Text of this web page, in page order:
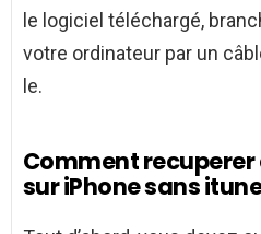
le logiciel téléchargé,
votre ordinateur par un
le.
Comment recuperer
sur iPhone sans